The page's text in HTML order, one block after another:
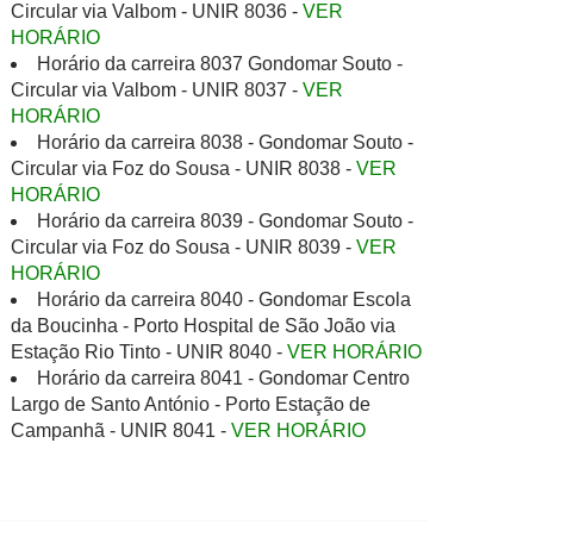
Circular via Valbom - UNIR 8036 - VER
HORÁRIO
Horário da carreira 8037 Gondomar Souto -
Circular via Valbom - UNIR 8037 - VER
HORÁRIO
Horário da carreira 8038 - Gondomar Souto -
Circular via Foz do Sousa - UNIR 8038 - VER
HORÁRIO
Horário da carreira 8039 - Gondomar Souto -
Circular via Foz do Sousa - UNIR 8039 - VER
HORÁRIO
Horário da carreira 8040 - Gondomar Escola
da Boucinha - Porto Hospital de São João via
Estação Rio Tinto - UNIR 8040 - VER HORÁRIO
Horário da carreira 8041 - Gondomar Centro
Largo de Santo António - Porto Estação de
Campanhã - UNIR 8041 - VER HORÁRIO